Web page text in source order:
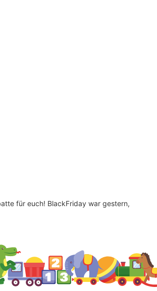
für euch! BlackFriday war gestern,